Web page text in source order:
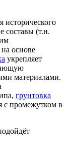
исторического
составы (т.н.
основе
укрепляет
материалами.
грунтовка
с промежутком в